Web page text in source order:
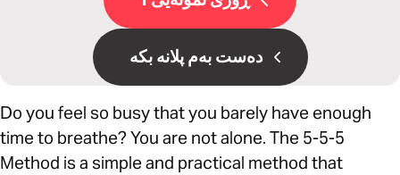
دەست بەم پلانە بکە
Do you feel so busy that you barely have enough
time to breathe? You are not alone. The 5-5-5
Method is a simple and practical method that